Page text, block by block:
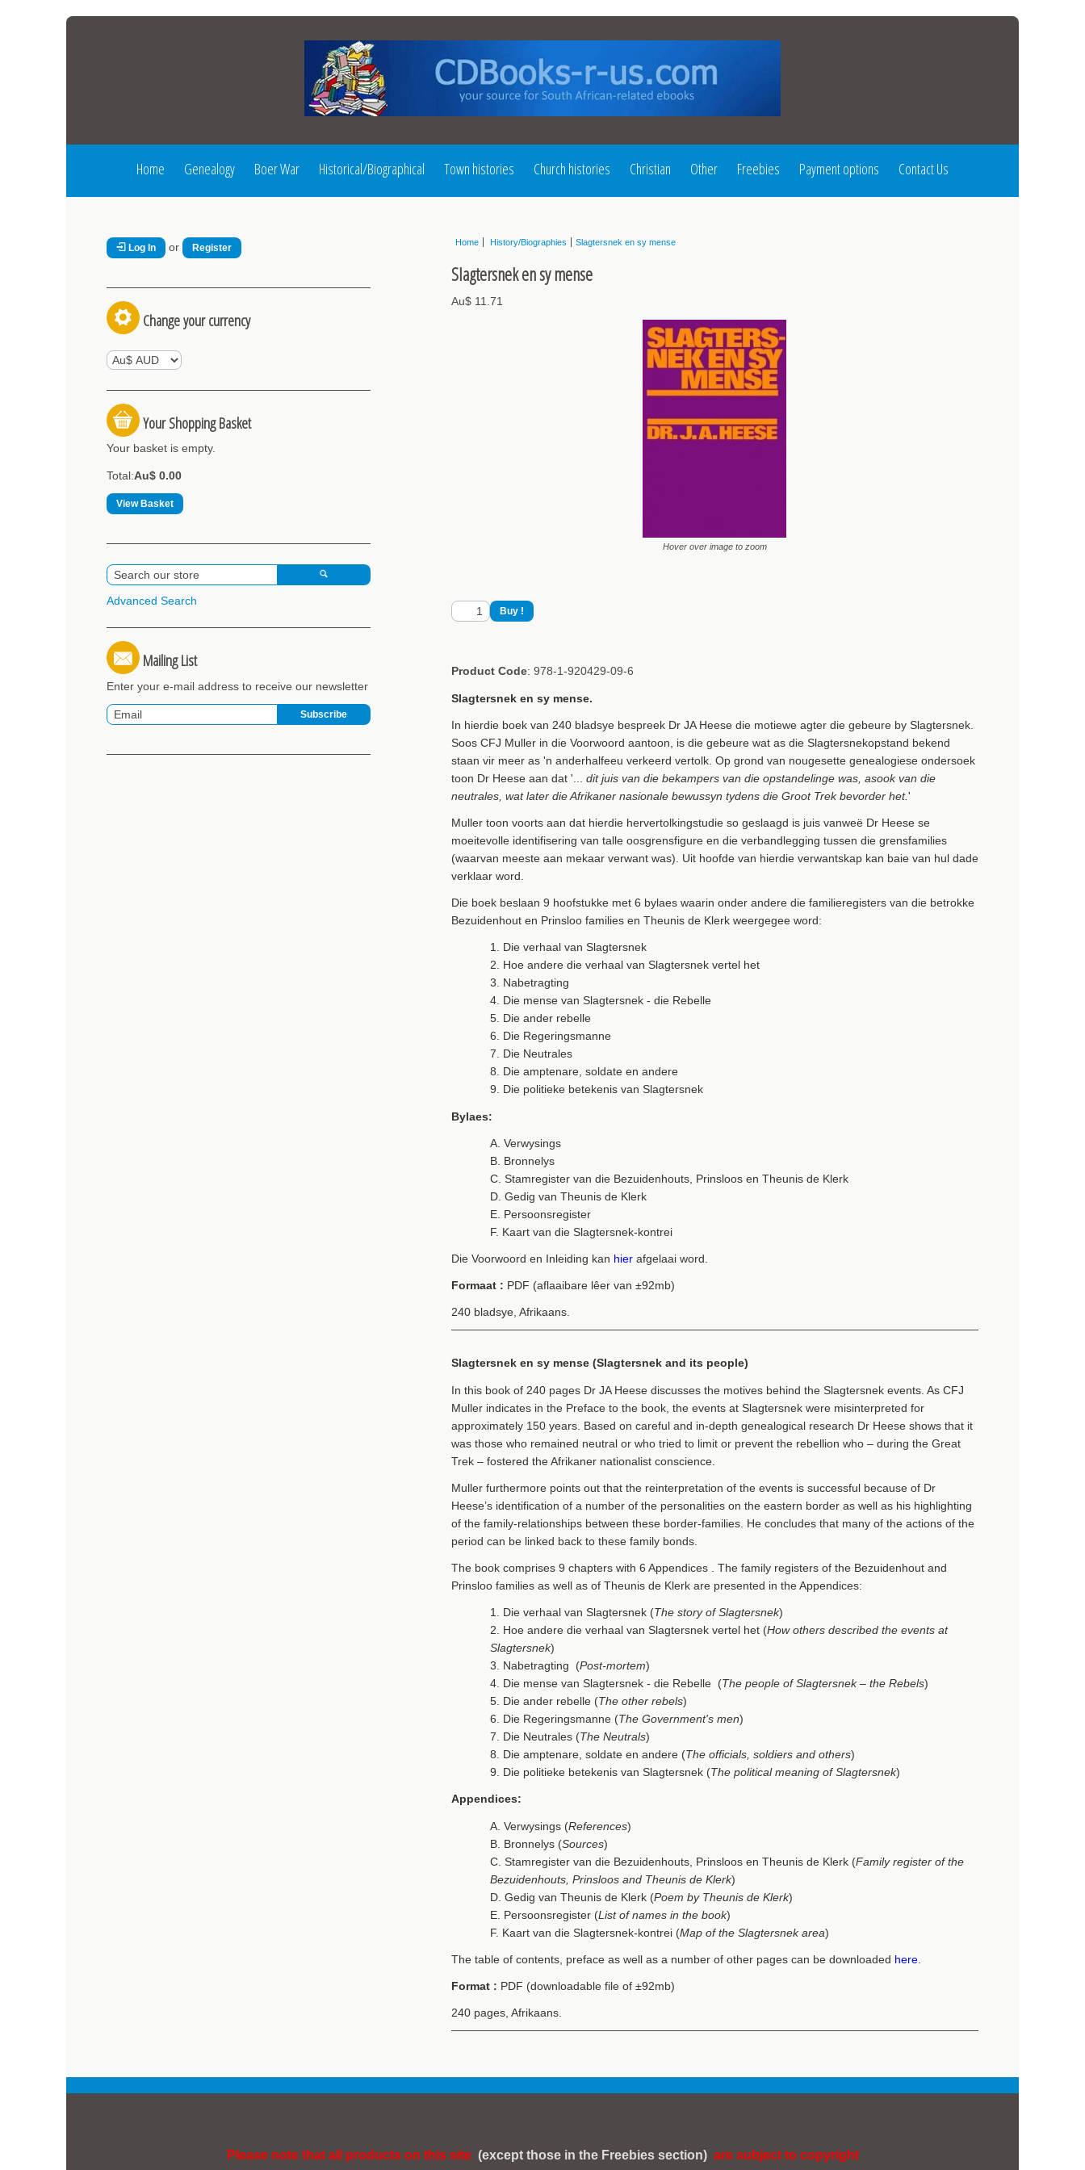
Home Genealogy Boer War Historical/Biographical Town histories Church histories Christian Other Freebies Payment options Contact Us
Log In or Register
Change your currency
Your Shopping Basket
Your basket is empty.
Total:Au$ 0.00
View Basket
Advanced Search
Mailing List
Enter your e-mail address to receive our newsletter
Home History/Biographies Slagtersnek en sy mense
Slagtersnek en sy mense
Au$ 11.71
Hover over image to zoom
Product Code: 978-1-920429-09-6
Slagtersnek en sy mense.
In hierdie boek van 240 bladsye bespreek Dr JA Heese die motiewe agter die gebeure by Slagtersnek.
Soos CFJ Muller in die Voorwoord aantoon, is die gebeure wat as die Slagtersnekopstand bekend
staan vir meer as 'n anderhalfeeu verkeerd vertolk. Op grond van nougesette genealogiese ondersoek
toon Dr Heese aan dat '... dit juis van die bekampers van die opstandelinge was, asook van die
neutrales, wat later die Afrikaner nasionale bewussyn tydens die Groot Trek bevorder het.'
Muller toon voorts aan dat hierdie hervertolkingstudie so geslaagd is juis vanweë Dr Heese se
moeitevolle identifisering van talle oosgrensfigure en die verbandlegging tussen die grensfamilies
(waarvan meeste aan mekaar verwant was). Uit hoofde van hierdie verwantskap kan baie van hul dade
verklaar word.
Die boek beslaan 9 hoofstukke met 6 bylaes waarin onder andere die familieregisters van die betrokke
Bezuidenhout en Prinsloo families en Theunis de Klerk weergegee word:
1. Die verhaal van Slagtersnek
2. Hoe andere die verhaal van Slagtersnek vertel het
3. Nabetragting
4. Die mense van Slagtersnek - die Rebelle
5. Die ander rebelle
6. Die Regeringsmanne
7. Die Neutrales
8. Die amptenare, soldate en andere
9. Die politieke betekenis van Slagtersnek
Bylaes:
A. Verwysings
B. Bronnelys
C. Stamregister van die Bezuidenhouts, Prinsloos en Theunis de Klerk
D. Gedig van Theunis de Klerk
E. Persoonsregister
F. Kaart van die Slagtersnek-kontrei
Die Voorwoord en Inleiding kan hierafgelaai word.
Formaat : PDF (aflaaibare lêer van ±92mb)
240 bladsye, Afrikaans.
Slagtersnek en sy mense (Slagtersnek and its people)
In this book of 240 pages Dr JA Heese discusses the motives behind the Slagtersnek events. As CFJ
Muller indicates in the Preface to the book, the events at Slagtersnek were misinterpreted for
approximately 150 years. Based on careful and in-depth genealogical research Dr Heese shows that it
was those who remained neutral or who tried to limit or prevent the rebellion who – during the Great
Trek – fostered the Afrikaner nationalist conscience.
Muller furthermore points out that the reinterpretation of the events is successful because of Dr
Heese’s identification of a number of the personalities on the eastern border as well as his highlighting
of the family-relationships between these border-families. He concludes that many of the actions of the
period can be linked back to these family bonds.
The book comprises 9 chapters with 6 Appendices . The family registers of the Bezuidenhout and
Prinsloo families as well as of Theunis de Klerk are presented in the Appendices:
1. Die verhaal van Slagtersnek (The story of Slagtersnek)
2. Hoe andere die verhaal van Slagtersnek vertel het (How others described the events at
Slagtersnek)
3. Nabetragting
(Post-mortem)
4. Die mense van Slagtersnek - die Rebelle (The people of Slagtersnek – the Rebels)
5. Die ander rebelle (The other rebels)
6. Die Regeringsmanne (The Government's men)
7. Die Neutrales (The Neutrals)
8. Die amptenare, soldate en andere (The officials, soldiers and others)
9. Die politieke betekenis van Slagtersnek(The political meaning of Slagtersnek)
Appendices:
A. Verwysings (References)
B. Bronnelys (Sources)
C. Stamregister van die Bezuidenhouts, Prinsloos en Theunis de Klerk (Family register of the
Bezuidenhouts, Prinsloos and Theunis de Klerk)
D. Gedig van Theunis de Klerk (Poem by Theunis de Klerk)
E. Persoonsregister (List of names in the book)
F. Kaart van die Slagtersnek-kontrei (Map of the Slagtersnek area)
The table of contents, preface as well as a number of other pages can be downloaded here.
Format : PDF (downloadable file of ±92mb)
240 pages, Afrikaans.
Please note that all products on this site (except those in the Freebies section) are subject to copyright